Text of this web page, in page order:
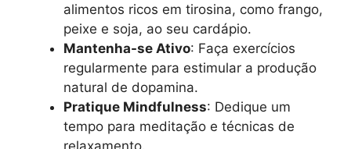
alimentos ricos em tirosina, como frango,
peixe e soja, ao seu cardápio.
Mantenha-se Ativo: Faça exercícios
regularmente para estimular a produção
natural de dopamina.
Pratique Mindfulness: Dedique um
tempo para meditação e técnicas de
relaxamento.